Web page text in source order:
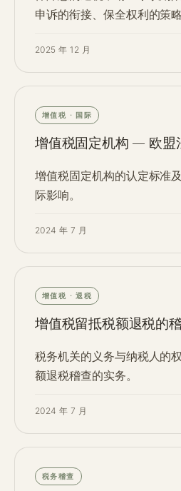
申诉的衔接、保全权利的策略
2025 年 12 月
增值税 · 国际
增值税固定机构 — 欧盟
增值税固定机构的认定标准
际影响。
2024 年 7 月
增值税 · 退税
增值税留抵税额退税的
税务机关的义务与纳税人的
额退税稽查的实务。
2024 年 7 月
税务稽查